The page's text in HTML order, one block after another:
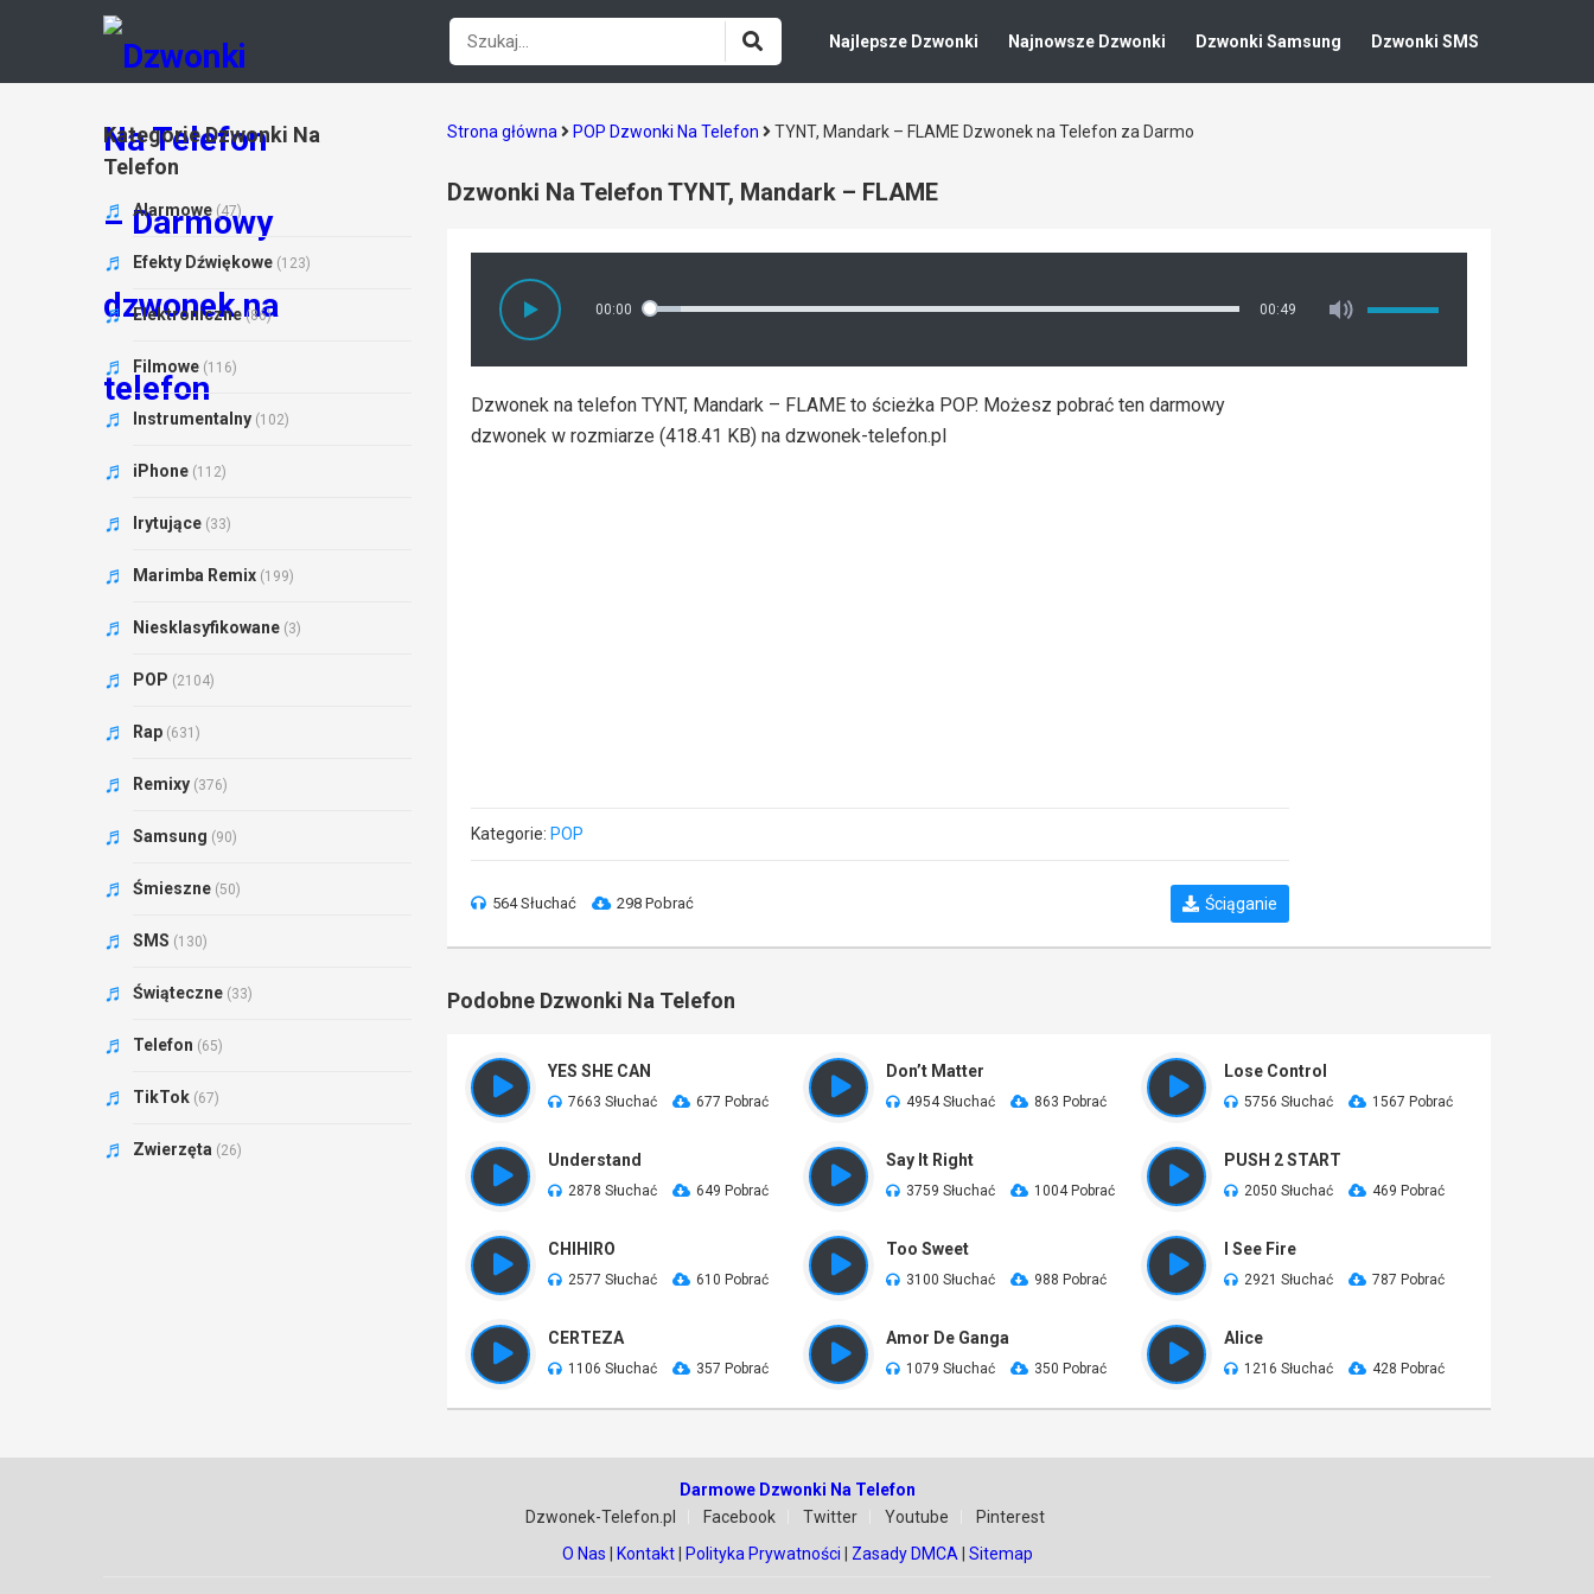
Najlepsze Dzwonki Najnowsze Dzwonki Dzwonki Samsung Dzwonki SMS
Strona główna POP Dzwonki Na Telefon TYNT, Mandark – FLAME Dzwonek na Telefon za Darmo
Dzwonki Na Telefon TYNT, Mandark – FLAME
00:00 00:49
Dzwonek na telefon TYNT, Mandark – FLAME to ścieżka POP. Możesz pobrać ten darmowy
dzwonek w rozmiarze (418.41 KB) na dzwonek-telefon.pl
Kategorie: POP
564 Słuchać 298 Pobrać Ściąganie
Podobne Dzwonki Na Telefon
YES SHE CAN
7663 Słuchać 677 Pobrać
Don’t Matter
4954 Słuchać 863 Pobrać
Lose Control
5756 Słuchać 1567 Pobrać
Understand
2878 Słuchać 649 Pobrać
Say It Right
3759 Słuchać 1004 Pobrać
PUSH 2 START
2050 Słuchać 469 Pobrać
CHIHIRO
2577 Słuchać 610 Pobrać
Too Sweet
3100 Słuchać 988 Pobrać
I See Fire
2921 Słuchać 787 Pobrać
CERTEZA
1106 Słuchać 357 Pobrać
Amor De Ganga
1079 Słuchać 350 Pobrać
Alice
1216 Słuchać 428 Pobrać
Kategorie Dzwonki Na
Telefon
Alarmowe (47)
Efekty Dźwiękowe (123)
Elektroniczne (86)
Filmowe (116)
Instrumentalny (102)
iPhone (112)
Irytujące (33)
Marimba Remix (199)
Niesklasyfikowane (3)
POP (2104)
Rap (631)
Remixy (376)
Samsung (90)
Śmieszne (50)
SMS (130)
Świąteczne (33)
Telefon (65)
TikTok (67)
Zwierzęta (26)
Darmowe Dzwonki Na Telefon
Dzwonek-Telefon.pl
Facebook Twitter Youtube
Pinterest
O Nas
Kontakt| Polityka Prywatności Zasady DMCA Sitemap